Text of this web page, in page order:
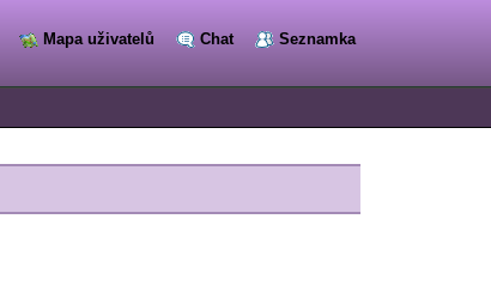
Mapa uživatelů Chat Seznamka